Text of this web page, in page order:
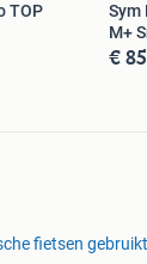
TOP
Sym
M+
€
fietsen gebruikt